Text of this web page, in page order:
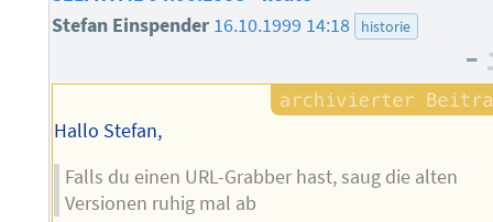
Stefan Einspender 16.10.1999 14:18 historie
–
Hallo Stefan,
Falls du einen URL-Grabber hast, saug die alten
Versionen ruhig mal ab